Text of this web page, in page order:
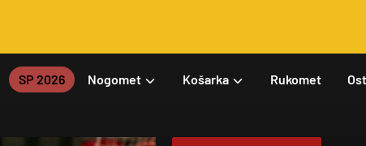
SP 2026 Nogomet Košarka Rukomet